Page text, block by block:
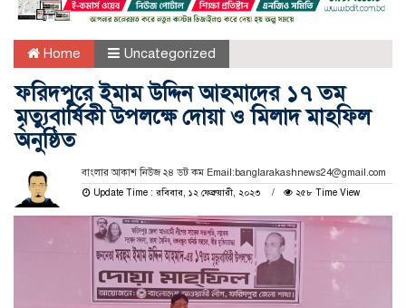
Home Uncategorized
ফরিদপুরে ইমাম উদ্দিন আহমাদের ১৭ তম
মৃত্যুবার্ষিকী উপলক্ষে দোয়া ও মিলাদ মাহফিল
অনুষ্ঠিত
বাংলার আকাশ নিউজ ২৪ ডট কম Email:banglarakashnews24@gmail.com
Update Time : রবিবার, ১২ ফেব্রুয়ারী, ২০২৩
২৫৮ Time View